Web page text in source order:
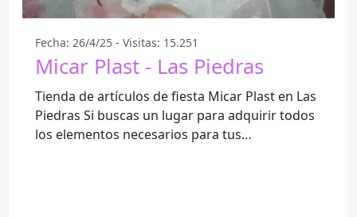
Fecha: 26/4/25 - Visitas: 15.251
Micar Plast - Las Piedras
Tienda de artículos de fiesta Micar Plast en Las
Piedras Si buscas un lugar para adquirir todos
los elementos necesarios para tus